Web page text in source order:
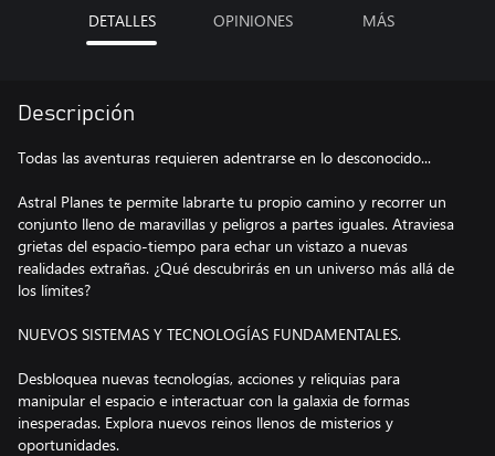
DETALLES OPINIONES MÁS
Descripción
Todas las aventuras requieren adentrarse en lo desconocido...
Astral Planes te permite labrarte tu propio camino y recorrer un
conjunto lleno de maravillas y peligros a partes iguales. Atraviesa
grietas del espacio-tiempo para echar un vistazo a nuevas
realidades extrañas. ¿Qué descubrirás en un universo más allá de
los límites?
NUEVOS SISTEMAS Y TECNOLOGÍAS FUNDAMENTALES.
Desbloquea nuevas tecnologías, acciones y reliquias para
manipular el espacio e interactuar con la galaxia de formas
inesperadas. Explora nuevos reinos llenos de misterios y
oportunidades.